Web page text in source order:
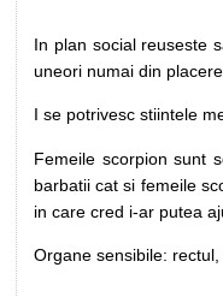
In plan social reuseste
uneori numai din
I se potrivesc stiintele
Femeile scorpion sunt
barbatii cat si femeile
in care cred i-ar putea
Organe sensibile: